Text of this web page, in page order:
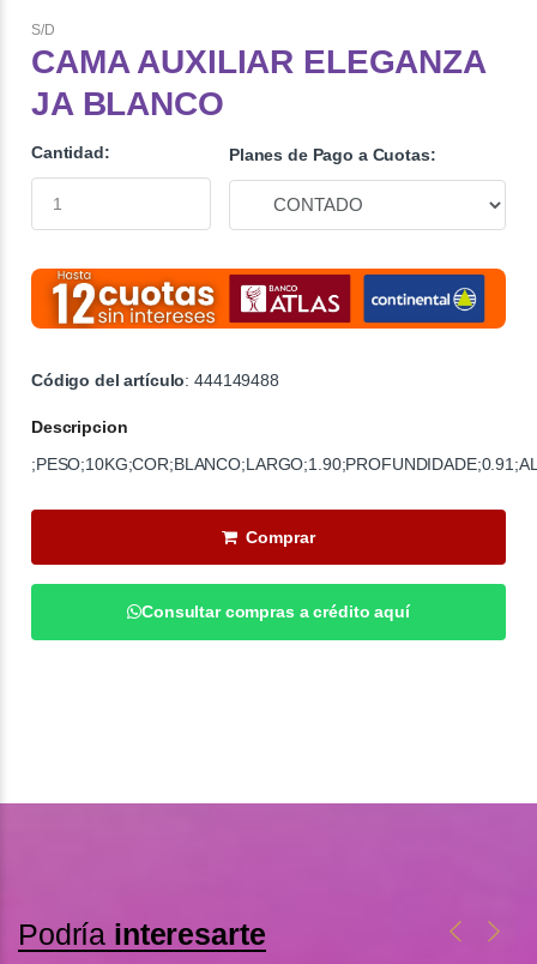
S/D
CAMA AUXILIAR ELEGANZA
JA BLANCO
Cantidad: Planes de Pago a Cuotas:
Código del artículo: 444149488
Descripcion
Comprar
Consultar compras a crédito aquí
Podría interesarte